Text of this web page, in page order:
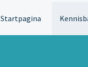
Startpagina